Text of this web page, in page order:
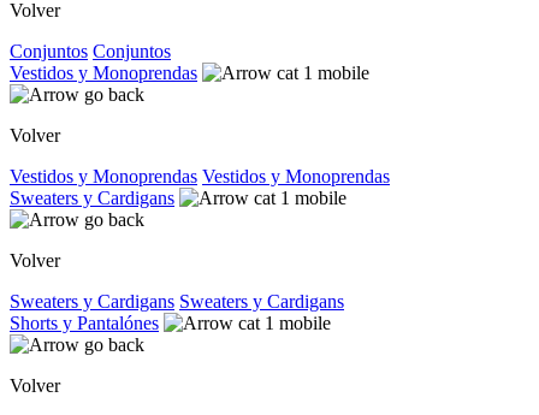
Volver
Conjuntos Conjuntos
Vestidos y Monoprendas
Volver
Vestidos y Monoprendas Vestidos y Monoprendas
Sweaters y Cardigans
Volver
Sweaters y Cardigans Sweaters y Cardigans
Shorts y Pantalónes
Volver